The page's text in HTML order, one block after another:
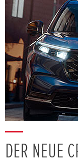
DER NEUE